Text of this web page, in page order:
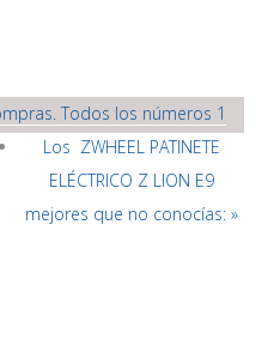
Todos los números 1
Los ZWHEEL PATINETE
ELÉCTRICO Z LION E9
mejores que no conocías: »